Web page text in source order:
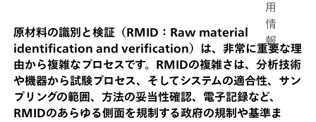
用
情
報
原材料の識別と検証（RMID：Raw material
identification and verification）は、非常に重要な理
由から複雑なプロセスです。RMIDの複雑さは、分析技術
や機器から試験プロセス、そしてシステムの適合性、サン
プリングの範囲、方法の妥当性確認、電子記録など、
RMIDのあらゆる側面を規制する政府の規制や基準ま